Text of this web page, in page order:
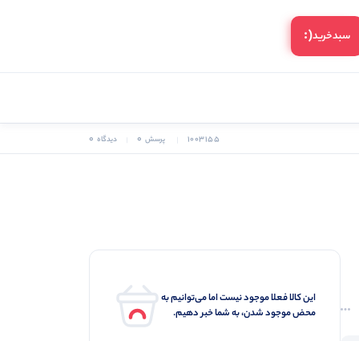
سبد‌خرید(:
1003155 پرسش 0 دیدگاه 0
این کالا فعلا موجود نیست اما می‌توانیم به
محض موجود شدن، به شما خبر دهیم.